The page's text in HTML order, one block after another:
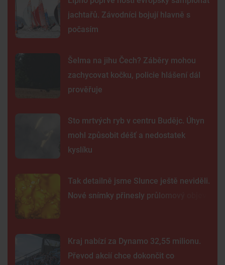
jachtařů. Závodníci bojují hlavně s
počasím
Šelma na jihu Čech? Záběry mohou
zachycovat kočku, policie hlášení dál
prověřuje
Sto mrtvých ryb v centru Budějc. Úhyn
mohl způsobit déšť a nedostatek
kyslíku
Tak detailně jsme Slunce ještě neviděli.
Nové snímky přinesly průlomový objev
Kraj nabízí za Dynamo 32,55 milionu.
Převod akcií chce dokončit co